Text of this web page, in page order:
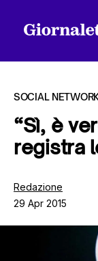
Tutti gli
Chi siamo
SOCIAL
“Sì, è
registra
Redazione
29 Apr 2015